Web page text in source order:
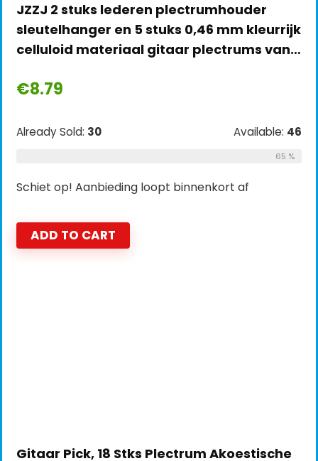
JZZJ 2 stuks lederen plectrumhouder
sleutelhanger en 5 stuks 0,46 mm kleurrijk
celluloid materiaal gitaar plectrums van…
€8.79
Already Sold: 30 Available: 46
65 %
Schiet op! Aanbieding loopt binnenkort af
ADD TO CART
Gitaar Pick, 18 Stks Plectrum Akoestische